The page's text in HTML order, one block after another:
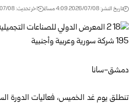
تاريخ النشر: 2026/07/08 4:09 مساءً اخر تحديث: 2026/07/08 8:40 مساءً
دمشق-سانا
تنطلق يوم غد الخميس، فعاليات الدورة